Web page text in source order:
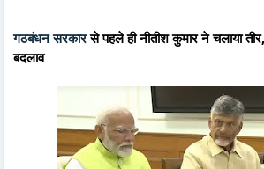
गठबंधन सरकारसे पहले ही नीतीश कुमार ने चलाया
बदलाव